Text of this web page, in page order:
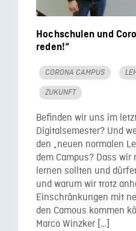
Hochschulen und
reden!“
CORONA CAMPUS
ZUKUNFT
Befinden wir uns im
Digitalsemester? Und
den „neuen normalen
dem Campus? Dass
lernen sollten und
und warum wir trotz
Einschränkungen mit
den Camous kommen
Marco Winzker […]